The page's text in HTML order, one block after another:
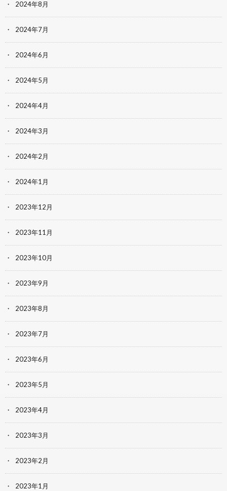
2024年8月
2024年7月
2024年6月
2024年5月
2024年4月
2024年3月
2024年2月
2024年1月
2023年12月
2023年11月
2023年10月
2023年9月
2023年8月
2023年7月
2023年6月
2023年5月
2023年4月
2023年3月
2023年2月
2023年1月